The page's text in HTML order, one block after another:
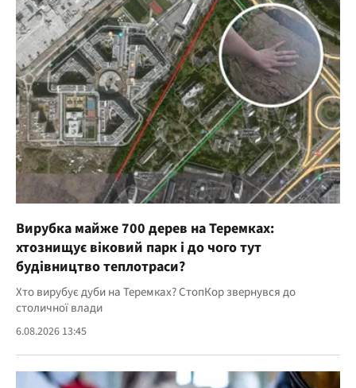
Вирубка майже 700 дерев на Теремках:
хтознищує віковий парк і до чого тут
будівництво теплотраси?
Хто вирубує дуби на Теремках? СтопКор звернувся до
столичної влади
6.08.2026 13:45